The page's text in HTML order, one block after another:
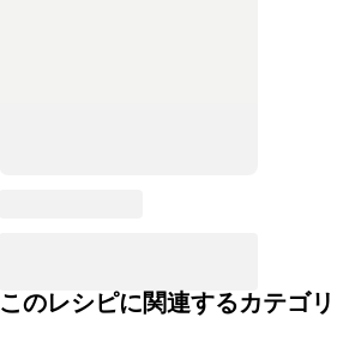
このレシピに関連するカテゴリ